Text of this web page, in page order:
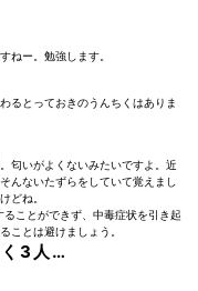
ねー。勉強します。
るとっておきのうんちくはありま
。匂いがよくないみたいですよ。近
んないたずらをしていて覚えまし
どね。
ことができず、中毒症状を引き起
ことは避けましょう。
く3人…